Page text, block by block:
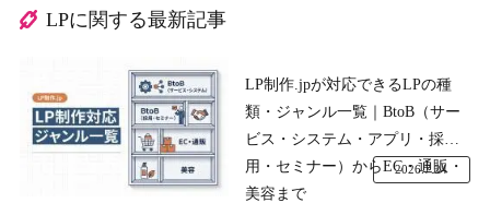
LPに関する最新記事
LP制作.jpが対応できるLPの種
類・ジャンル一覧｜BtoB（サー
ビス・システム・アプリ・採
用・セミナー）からEC・通販・
美容まで
2026.7.24